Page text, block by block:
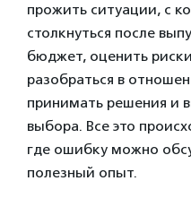
прожить ситуации, с
столкнуться после
бюджет, оценить
разобраться в
принимать решения и
выбора. Все это
где ошибку можно
полезный опыт.